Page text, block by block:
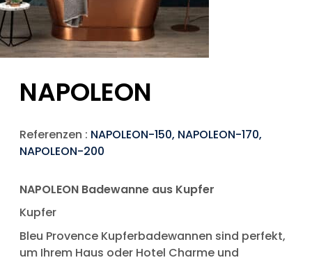
NAPOLEON
Referenzen : NAPOLEON-150, NAPOLEON-170,
NAPOLEON-200
NAPOLEON Badewanne aus Kupfer
Kupfer
Bleu Provence Kupferbadewannen sind perfekt,
um Ihrem Haus oder Hotel Charme und